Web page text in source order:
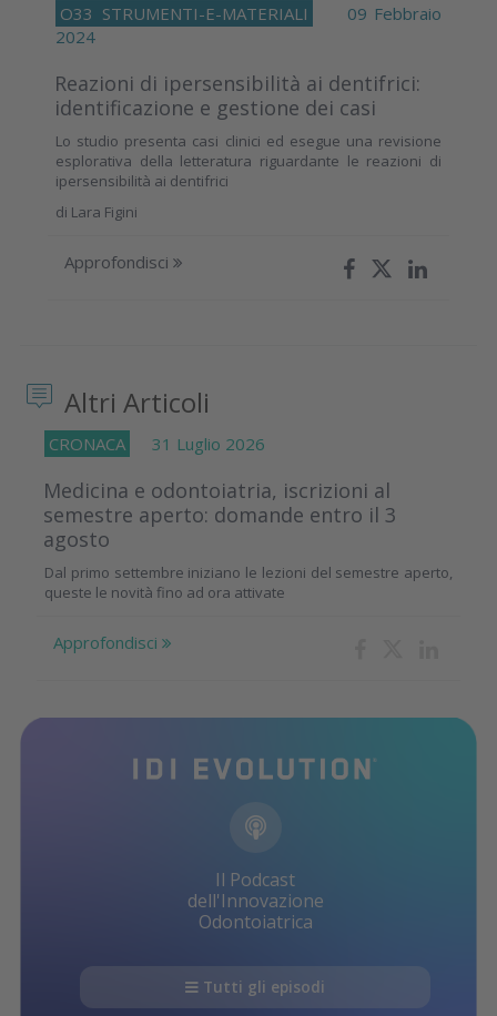
O33 STRUMENTI-E-MATERIALI
09 Febbraio
2024
Reazioni di ipersensibilità ai dentifrici:
identificazione e gestione dei casi
Lo studio presenta casi clinici ed esegue una revisione
esplorativa della letteratura riguardante le reazioni di
ipersensibilità ai dentifrici
di Lara Figini
Approfondisci
Altri Articoli
CRONACA 31 Luglio 2026
Medicina e odontoiatria, iscrizioni al
semestre aperto: domande entro il 3
agosto
Dal primo settembre iniziano le lezioni del semestre aperto,
queste le novità fino ad ora attivate
Approfondisci
Il Podcast
dell'Innovazione
Odontoiatrica
Tutti gli episodi